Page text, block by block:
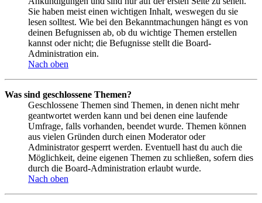
Sie haben meist einen wichtigen Inhalt, weswegen du sie
lesen solltest. Wie bei den Bekanntmachungen hängt es von
deinen Befugnissen ab, ob du wichtige Themen erstellen
kannst oder nicht; die Befugnisse stellt die Board-
Administration ein.
Nach oben
Was sind geschlossene Themen?
Geschlossene Themen sind Themen, in denen nicht mehr
geantwortet werden kann und bei denen eine laufende
Umfrage, falls vorhanden, beendet wurde. Themen können
aus vielen Gründen durch einen Moderator oder
Administrator gesperrt werden. Eventuell hast du auch die
Möglichkeit, deine eigenen Themen zu schließen, sofern dies
durch die Board-Administration erlaubt wurde.
Nach oben